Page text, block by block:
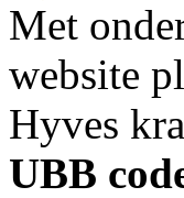
Met
website
Hyves
UBB